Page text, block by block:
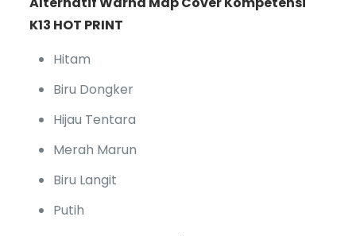
K13 HOT PRINT
Hitam
Biru Dongker
Hijau Tentara
Merah Marun
Biru Langit
Putih